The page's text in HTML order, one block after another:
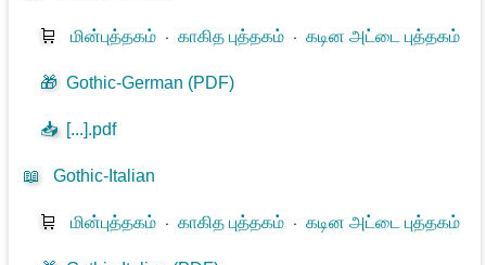
🛒 மின்புத்தகம் ⋅காகித புத்தகம் ⋅கடின அட்டை புத்தகம்
🎁 Gothic-German (PDF)
📥 [...].pdf
📖 Gothic-Italian
🛒 மின்புத்தகம் ⋅காகித புத்தகம் ⋅கடின அட்டை புத்தகம்